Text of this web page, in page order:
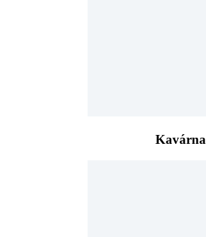
Kavárna